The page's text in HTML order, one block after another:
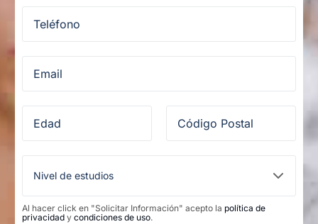
Al hacer click en "Solicitar Información" acepto la política de
privacidad y condiciones de uso.